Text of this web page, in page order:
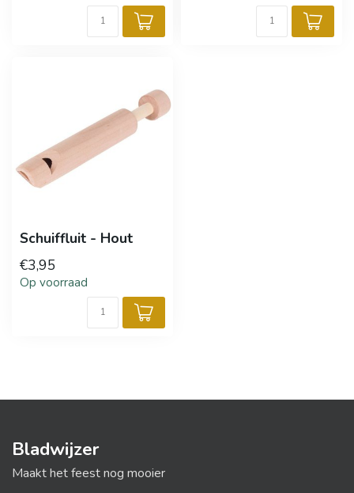
Schuiffluit - Hout
€3,95
Op voorraad
Bladwijzer
Maakt het feest nog mooier